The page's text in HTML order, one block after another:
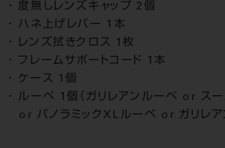
度無しレンズキャップ 2個
ハネ上げレバー 1本
レンズ拭きクロス 1枚
フレームサポートコード 1本
ケース 1個
ルーペ 1個（ガリレアンルーペ or ス
or パノラミックXLルーペ or ガリレア